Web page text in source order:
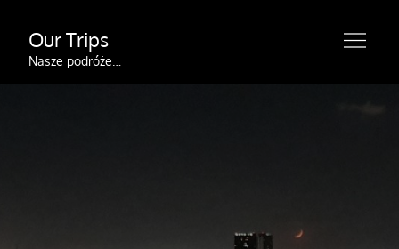
content
Our Trips
Nasze podróże…